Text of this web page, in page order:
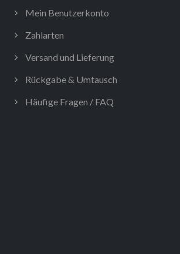
Mein Benutzerkonto
Zahlarten
Versand und Lieferung
Rückgabe & Umtausch
Häufige Fragen / FAQ